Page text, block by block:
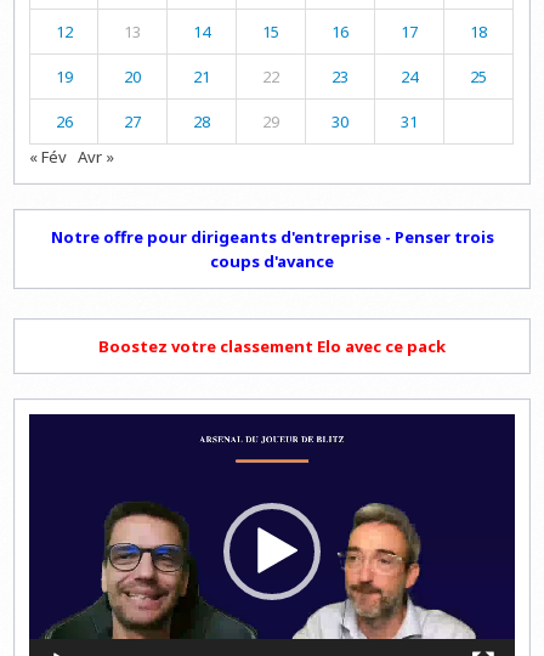
12 13 14 15 16 17 18
19 20 21 22 23 24 25
26 27 28 29 30
31
« Fév Avr »
Notre offre pour dirigeants d'entreprise - Penser trois
coups d'avance
Boostez votre classement Elo avec ce pack